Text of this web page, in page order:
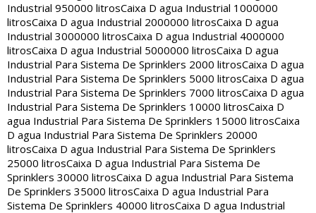
Industrial 950000 litrosCaixa D agua Industrial 1000000
litrosCaixa D agua Industrial 2000000 litrosCaixa D agua
Industrial 3000000 litrosCaixa D agua Industrial 4000000
litrosCaixa D agua Industrial 5000000 litrosCaixa D agua
Industrial Para Sistema De Sprinklers 2000 litrosCaixa D agua
Industrial Para Sistema De Sprinklers 5000 litrosCaixa D agua
Industrial Para Sistema De Sprinklers 7000 litrosCaixa D agua
Industrial Para Sistema De Sprinklers 10000 litrosCaixa D
agua Industrial Para Sistema De Sprinklers 15000 litrosCaixa
D agua Industrial Para Sistema De Sprinklers 20000
litrosCaixa D agua Industrial Para Sistema De Sprinklers
25000 litrosCaixa D agua Industrial Para Sistema De
Sprinklers 30000 litrosCaixa D agua Industrial Para Sistema
De Sprinklers 35000 litrosCaixa D agua Industrial Para
Sistema De Sprinklers 40000 litrosCaixa D agua Industrial